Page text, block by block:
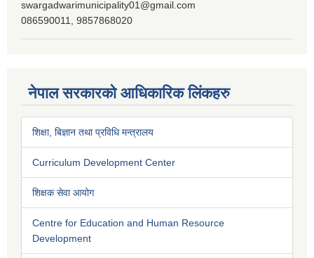
swargadwarimunicipality01@gmail.com
086590011, 9857868020
नेपाल सरकारको आधिकारिक लिंकहरु
शिक्षा, बिज्ञान तथा प्रविधि मन्त्रालय
Curriculum Development Center
शिक्षक सेवा आयोग
Centre for Education and Human Resource
Development